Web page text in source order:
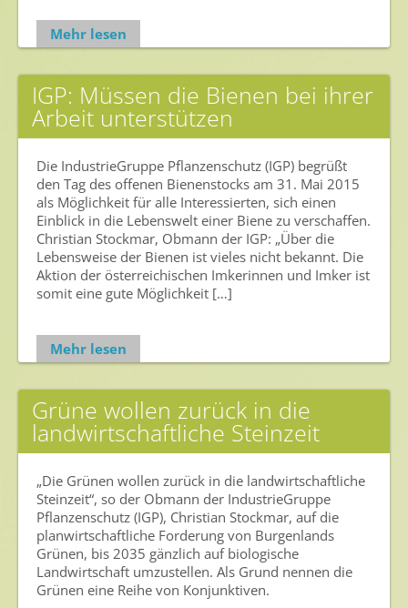
Anwenderschutz
Entsorgung von Pflanzenschutzmittel-Leergebinden
Die IGP
Zum Verband
Ansprechpersonen
Veranstaltungen & Aktionen
Presse
Pressemitteilungen
Pressebilder
Pressemappe
Pressekontakt
Mediathek
News
Videos
Publikationen
Newsletter
Archiv
Mehr lesen
IGP: Müssen die Bienen bei ihrer
Arbeit unterstützen
Die IndustrieGruppe Pflanzenschutz (IGP) begrüßt
den Tag des offenen Bienenstocks am 31. Mai 2015
als Möglichkeit für alle Interessierten, sich einen
Einblick in die Lebenswelt einer Biene zu verschaffen.
Christian Stockmar, Obmann der IGP: „Über die
Lebensweise der Bienen ist vieles nicht bekannt. Die
Aktion der österreichischen Imkerinnen und Imker ist
somit eine gute Möglichkeit […]
Mehr lesen
Grüne wollen zurück in die
landwirtschaftliche Steinzeit
„Die Grünen wollen zurück in die landwirtschaftliche
Steinzeit“, so der Obmann der IndustrieGruppe
Pflanzenschutz (IGP), Christian Stockmar, auf die
planwirtschaftliche Forderung von Burgenlands
Grünen, bis 2035 gänzlich auf biologische
Landwirtschaft umzustellen. Als Grund nennen die
Grünen eine Reihe von Konjunktiven.